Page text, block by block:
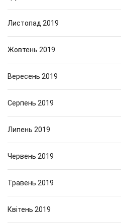
Листопад 2019
Жовтень 2019
Вересень 2019
Серпень 2019
Липень 2019
Червень 2019
Травень 2019
Квітень 2019